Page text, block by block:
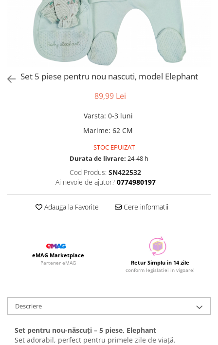
Set 5 piese pentru nou nascuti, model Elephant
89,99 Lei
Varsta: 0-3 luni
Marime: 62 CM
STOC EPUIZAT
Durata de livrare: 24-48 h
Cod Produs: SN422532
Ai nevoie de ajutor? 0774980197
Adauga la Favorite Cere informatii
eMAG Marketplace
Partener eMAG Retur Simplu in 14 zile
conform legislatiei in vigoare!
Descriere
Set pentru nou-născuți – 5 piese, Elephant
Set adorabil, perfect pentru primele zile de viață.